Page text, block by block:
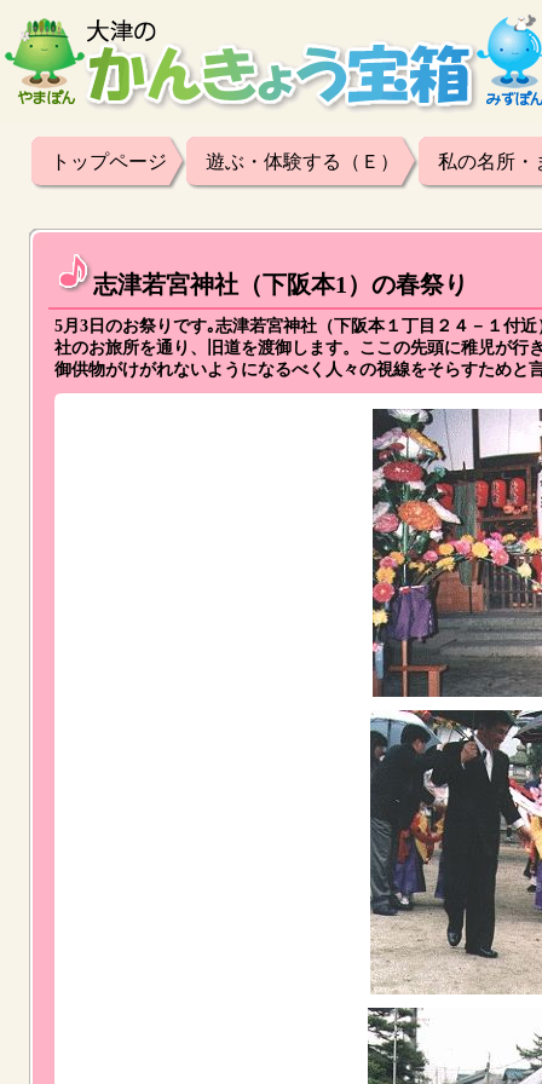
トップページ 遊ぶ・体験する（Ｅ） 私の名所・
志津若宮神社（下阪本1）の春祭り
5月3日のお祭りです｡志津若宮神社（下阪本１丁目２４－１付
社のお旅所を通り、旧道を渡御します。ここの先頭に稚児が
御供物がけがれないようになるべく人々の視線をそらすためと